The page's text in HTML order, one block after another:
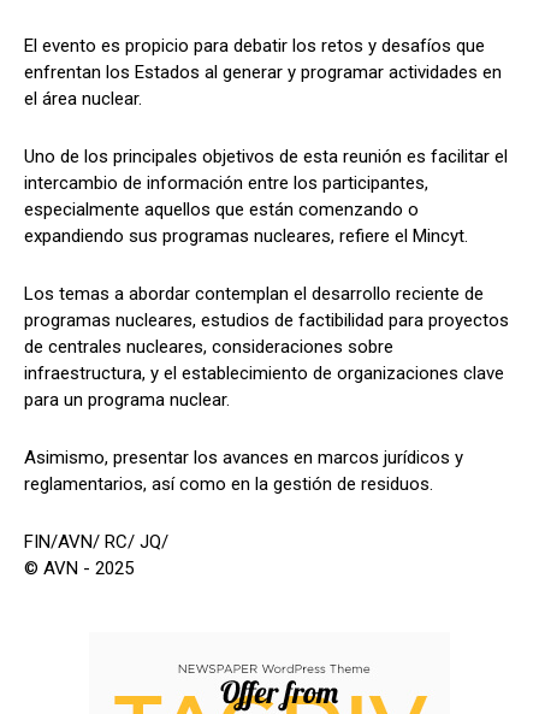
El evento es propicio para debatir los retos y desafíos que
enfrentan los Estados al generar y programar actividades en
el área nuclear.
Uno de los principales objetivos de esta reunión es facilitar el
intercambio de información entre los participantes,
especialmente aquellos que están comenzando o
expandiendo sus programas nucleares, refiere el Mincyt.
Los temas a abordar contemplan el desarrollo reciente de
programas nucleares, estudios de factibilidad para proyectos
de centrales nucleares, consideraciones sobre
infraestructura, y el establecimiento de organizaciones clave
para un programa nuclear.
Asimismo, presentar los avances en marcos jurídicos y
reglamentarios, así como en la gestión de residuos.
FIN/AVN/ RC/ JQ/
© AVN - 2025